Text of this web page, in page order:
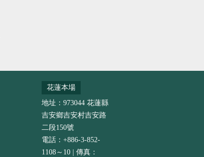
花蓮本場
地址：973044 花蓮縣
吉安鄉吉安村吉安路
二段150號
電話：+886-3-852-
1108～10 | 傳真：